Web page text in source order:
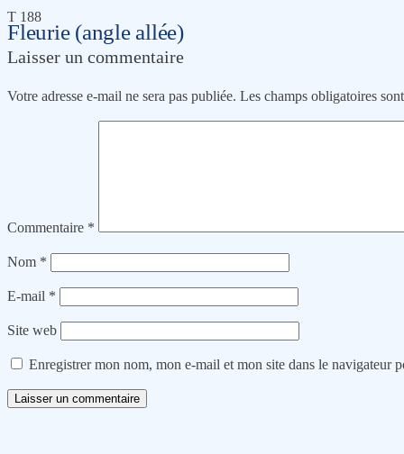
Fleurie (angle allée)
T 188
Laisser un commentaire
Votre adresse e-mail ne sera pas publiée. Les champs obligatoires
Commentaire *
Nom *
E-mail *
Site web
Enregistrer mon nom, mon e-mail et mon site dans le navigateur